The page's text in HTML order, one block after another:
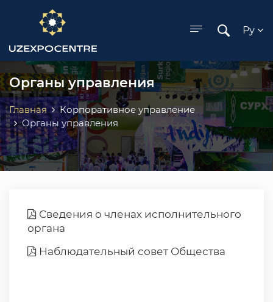
menu
Ру
Органы управления
Главная
Корпоративное управление
Органы управления
Сведения о членах исполнительного
органа
Наблюдательный совет Общества